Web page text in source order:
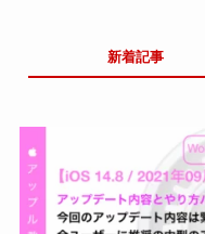
新着記事